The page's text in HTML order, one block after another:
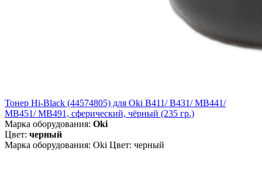
Тонер Hi-Black (44574805) для Oki B411/ B431/ MB441/
MB451/ MB491, сферический, чёрный (235 гр.)
Марка оборудования: Oki
Цвет: черный
Марка оборудования: Oki Цвет: черный